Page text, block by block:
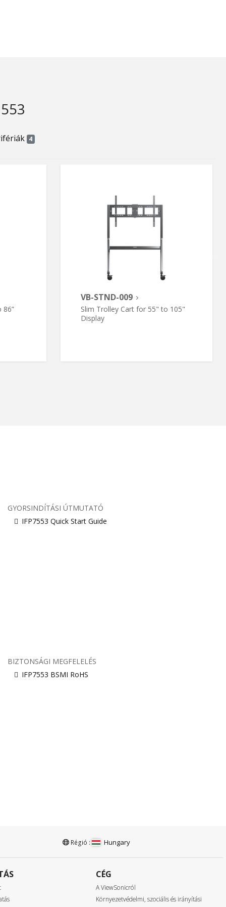
4
86”
VB-STND-009
Slim Trolley Cart for 55" to 105"
Display
GYORSINDÍTÁSI ÚTMUTATÓ
IFP7553 Quick Start Guide
BIZTONSÁGI MEGFELELÉS
IFP7553 BSMI RoHS
Régió : Hungary
CÉG
A ViewSonicról
Környezetvédelmi, szociális és irányítási